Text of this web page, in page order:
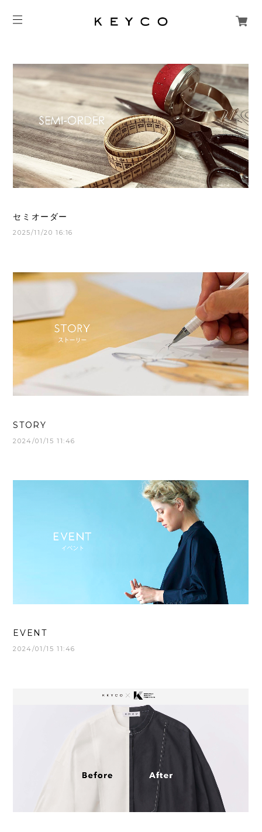
セミオーダー
2025/11/20 16:16
STORY
2024/01/15 11:46
EVENT
2024/01/15 11:46